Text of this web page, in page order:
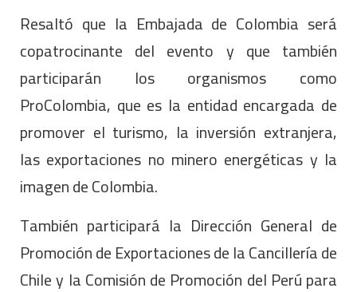
Resaltó que la Embajada de Colombia será
copatrocinante del evento y que también
participarán los organismos como
ProColombia, que es la entidad encargada de
promover el turismo, la inversión extranjera,
las exportaciones no minero energéticas y la
imagen de Colombia.
También participará la Dirección General de
Promoción de Exportaciones de la Cancillería de
Chile y la Comisión de Promoción del Perú para